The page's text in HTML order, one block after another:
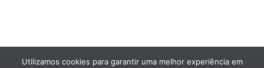
Utilizamos cookies para garantir uma melhor experiência em